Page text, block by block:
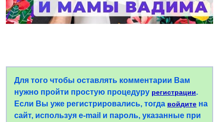
Для того чтобы оставлять комментарии Вам
нужно пройти простую процедуру регистрации.
Если Вы уже регистрировались, тогда войдите на
сайт, используя e-mail и пароль, указанные при